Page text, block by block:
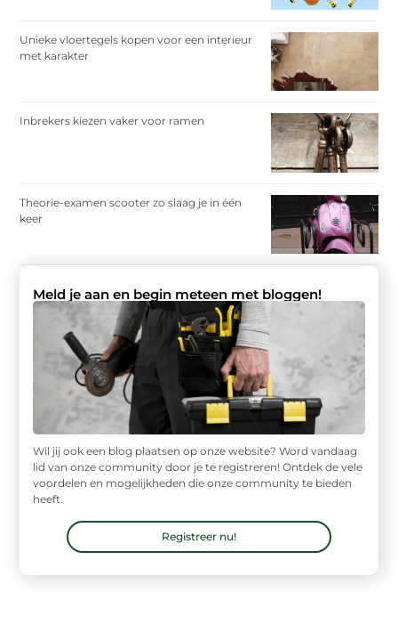
Unieke vloertegels kopen voor een interieur
met karakter
Inbrekers kiezen vaker voor ramen
Theorie-examen scooter zo slaag je in één
keer
Meld je aan en begin meteen met bloggen!
Wil jij ook een blog plaatsen op onze website? Word vandaag
lid van onze community door je te registreren! Ontdek de vele
voordelen en mogelijkheden die onze community te bieden
heeft.
Registreer nu!